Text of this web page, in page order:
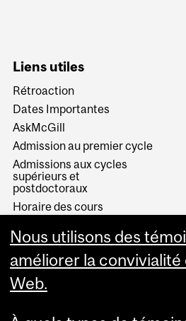
Liens utiles
Rétroaction
Dates Importantes
AskMcGill
Admission au premier cycle
Admissions aux cycles
supérieurs et
postdoctoraux
Horaire des cours
Services aux étudiants
Nous utilisons des
améliorer la convivialité
Web.